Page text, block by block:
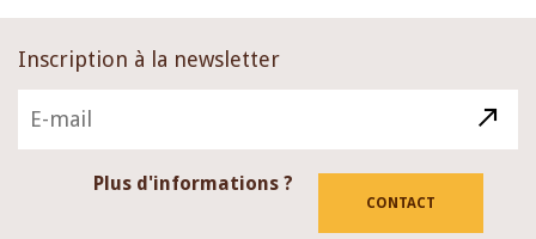
Inscription à la newsletter
Plus d'informations ?
CONTACT